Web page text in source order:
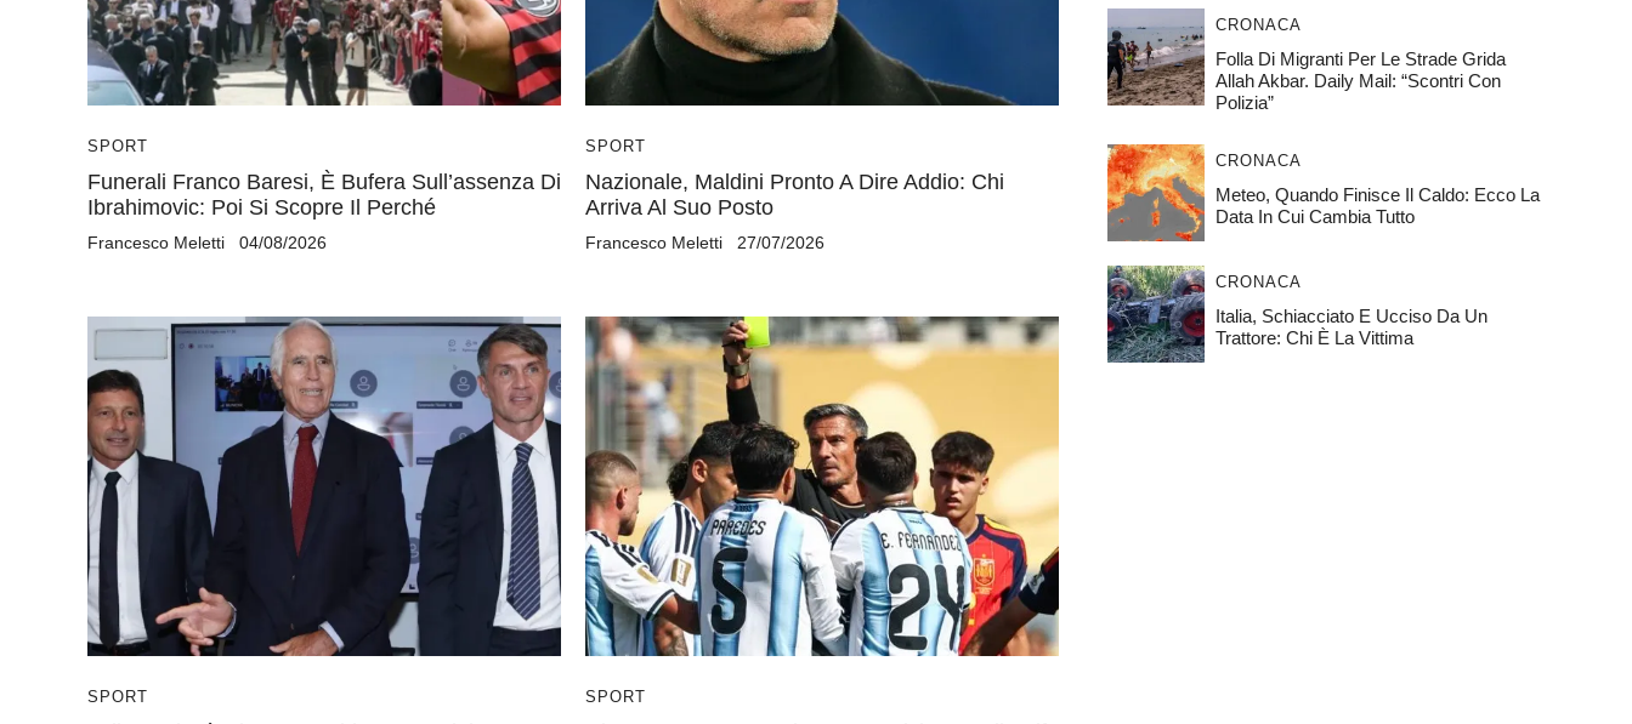
SPORT
Funerali Franco Baresi, È Bufera Sull’assenza Di
Ibrahimovic: Poi Si Scopre Il Perché
Francesco Meletti 04/08/2026
SPORT
Nazionale, Maldini Pronto A Dire Addio: Chi
Arriva Al Suo Posto
Francesco Meletti 27/07/2026
SPORT SPORT
CRONACA
Folla Di Migranti Per Le Strade Grida
Allah Akbar. Daily Mail: “Scontri Con
Polizia”
CRONACA
Meteo, Quando Finisce Il Caldo: Ecco La
Data In Cui Cambia Tutto
CRONACA
Italia, Schiacciato E Ucciso Da Un
Trattore: Chi È La Vittima